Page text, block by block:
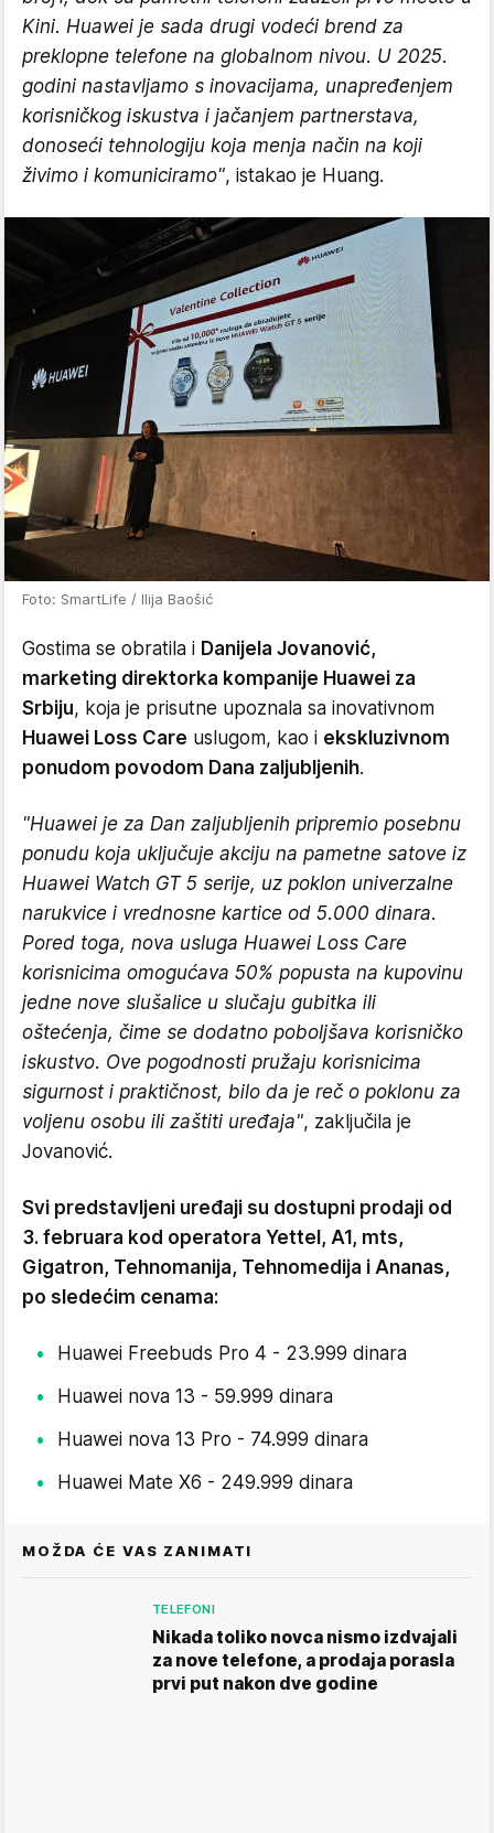
Kini. Huawei je sada drugi vodeći brend za
preklopne telefone na globalnom nivou. U 2025.
godini nastavljamo s inovacijama, unapređenjem
korisničkog iskustva i jačanjem partnerstava,
donoseći tehnologiju koja menja način na koji
živimo i komuniciramo", istakao je Huang.
Foto: SmartLife / Ilija Baošić
Gostima se obratila i Danijela Jovanović,
marketing direktorka kompanije Huawei za
Srbiju, koja je prisutne upoznala sa inovativnom
Huawei Loss Care uslugom, kao i ekskluzivnom
ponudom povodom Dana zaljubljenih.
"Huawei je za Dan zaljubljenih pripremio posebnu
ponudu koja uključuje akciju na pametne satove iz
Huawei Watch GT 5 serije, uz poklon univerzalne
narukvice i vrednosne kartice od 5.000 dinara.
Pored toga, nova usluga Huawei Loss Care
korisnicima omogućava 50% popusta na kupovinu
jedne nove slušalice u slučaju gubitka ili
oštećenja, čime se dodatno poboljšava korisničko
iskustvo. Ove pogodnosti pružaju korisnicima
sigurnost i praktičnost, bilo da je reč o poklonu za
voljenu osobu ili zaštiti uređaja", zaključila je
Jovanović.
Svi predstavljeni uređaji su dostupni prodaji od
3. februara kod operatora Yettel, A1, mts,
Gigatron, Tehnomanija, Tehnomedija i Ananas,
po sledećim cenama:
Huawei Freebuds Pro 4 - 23.999 dinara
Huawei nova 13 - 59.999 dinara
Huawei nova 13 Pro - 74.999 dinara
Huawei Mate X6 - 249.999 dinara
MOŽDA ĆE VAS ZANIMATI
TELEFONI
Nikada toliko novca nismo izdvajali
za nove telefone, a prodaja porasla
prvi put nakon dve godine